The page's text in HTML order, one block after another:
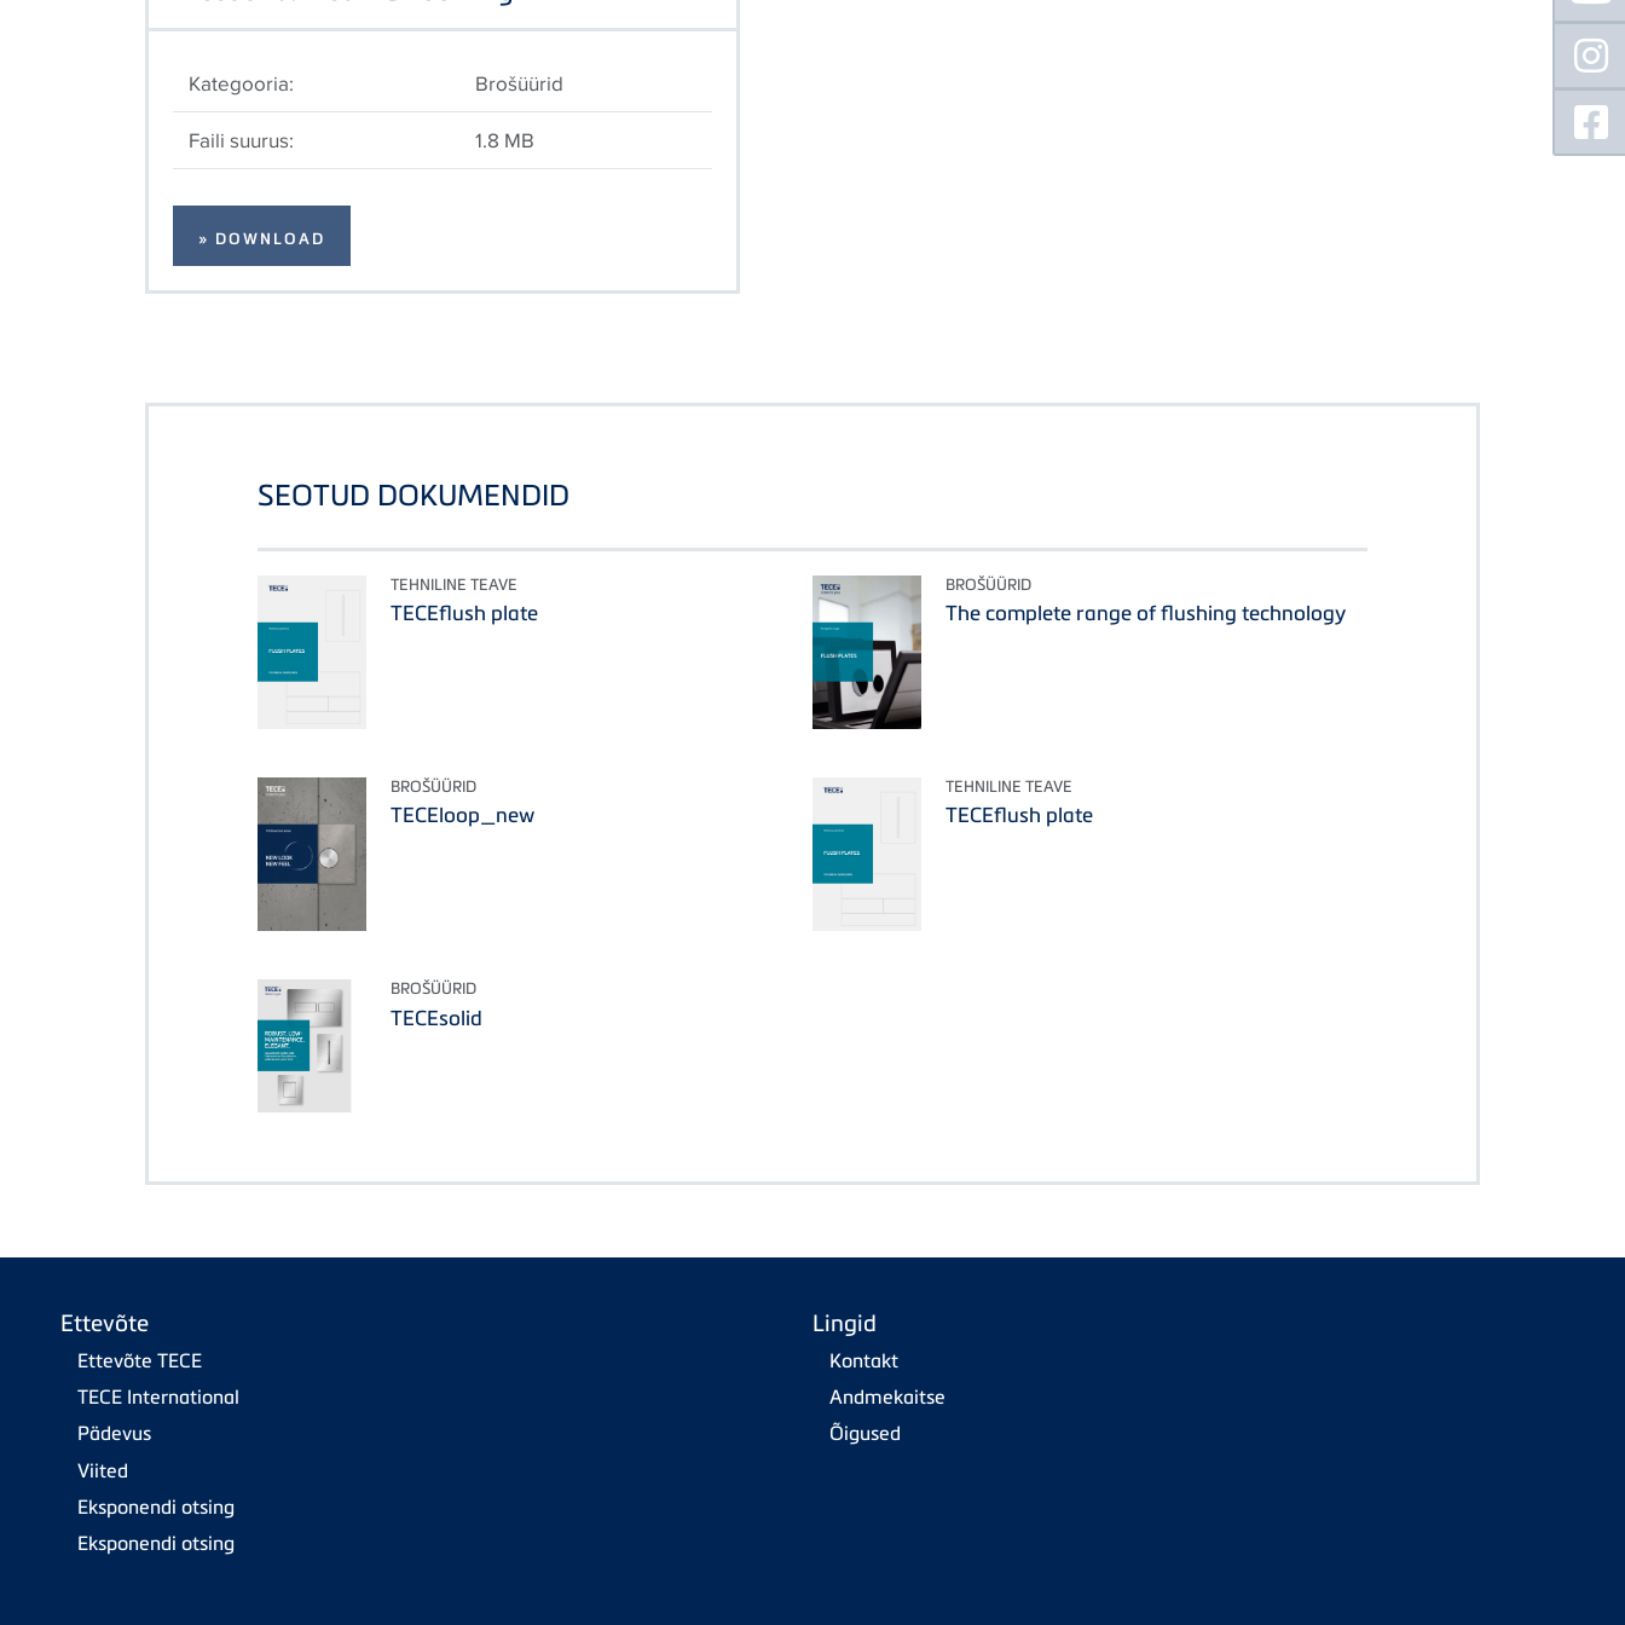
Kategooria:
Brošüürid
Faili suurus:
1.8 MB
» DOWNLOAD
SEOTUD DOKUMENDID
TEHNILINE TEAVE
TECEflush plate
BROŠÜÜRID
The complete range of flushing technology
BROŠÜÜRID
TECEloop_new
TEHNILINE TEAVE
TECEflush plate
BROŠÜÜRID
TECEsolid
Ettevõte
Ettevõte TECE
TECE International
Pädevus
Viited
Eksponendi otsing
Eksponendi otsing
Lingid
Kontakt
Andmekaitse
Õigused